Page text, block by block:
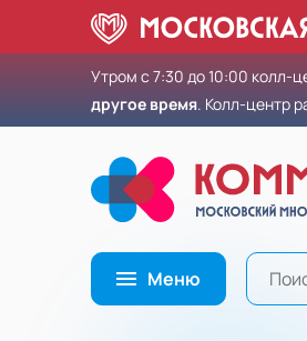
Утром с 7:30 до 10:00 колл-
другое время. Колл-центр
Меню